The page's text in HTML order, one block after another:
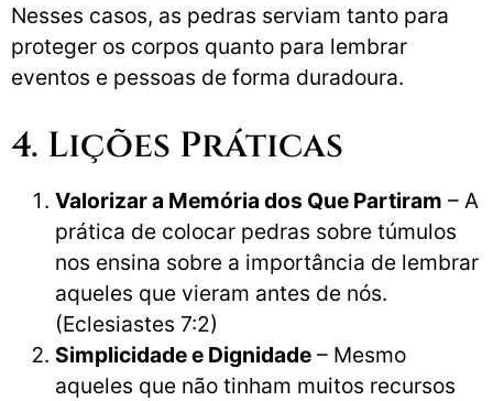
Nesses casos, as pedras serviam tanto para
proteger os corpos quanto para lembrar
eventos e pessoas de forma duradoura.
4. Lições Práticas
Valorizar a Memória dos Que Partiram – A
prática de colocar pedras sobre túmulos
nos ensina sobre a importância de lembrar
aqueles que vieram antes de nós.
(Eclesiastes 7:2)
Simplicidade e Dignidade – Mesmo
aqueles que não tinham muitos recursos